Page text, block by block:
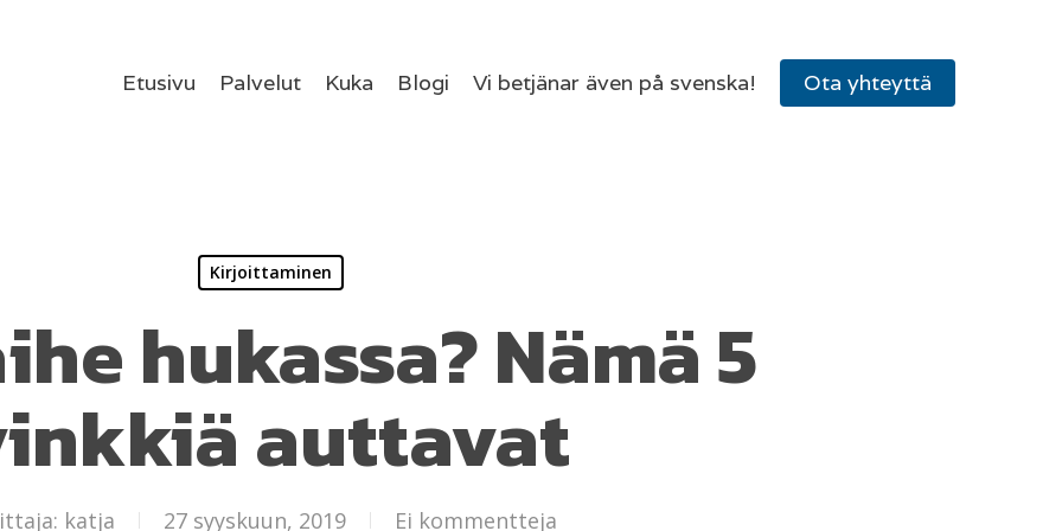
Etusivu Palvelut Kuka Blogi Vi betjänar även på svenska! Ota yhteyttä
Kirjoittaminen
hukassa? Nämä 5
auttavat
katja 27 syyskuun, 2019 Ei kommentteja